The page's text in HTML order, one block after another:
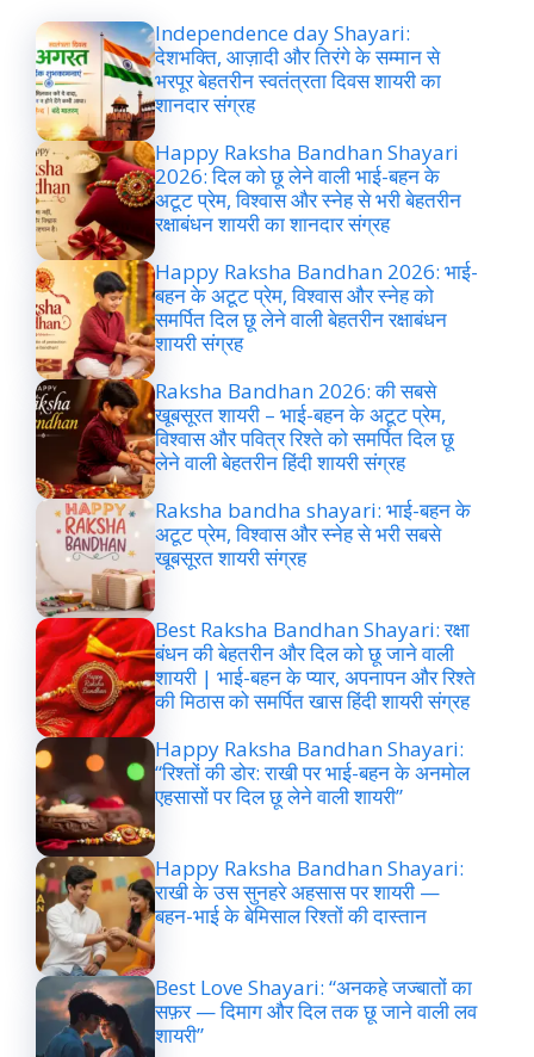
Independence day Shayari:
देशभक्ति, आज़ादी और तिरंगे के सम्मान से
भरपूर बेहतरीन स्वतंत्रता दिवस शायरी का
शानदार संग्रह
Happy Raksha Bandhan Shayari
2026: दिल को छू लेने वाली भाई-बहन के
अटूट प्रेम, विश्वास और स्नेह से भरी बेहतरीन
रक्षाबंधन शायरी का शानदार संग्रह
Happy Raksha Bandhan 2026: भाई-
बहन के अटूट प्रेम, विश्वास और स्नेह को
समर्पित दिल छू लेने वाली बेहतरीन रक्षाबंधन
शायरी संग्रह
Raksha Bandhan 2026: की सबसे
खूबसूरत शायरी – भाई-बहन के अटूट प्रेम,
विश्वास और पवित्र रिश्ते को समर्पित दिल छू
लेने वाली बेहतरीन हिंदी शायरी संग्रह
Raksha bandha shayari: भाई-बहन के
अटूट प्रेम, विश्वास और स्नेह से भरी सबसे
खूबसूरत शायरी संग्रह
Best Raksha Bandhan Shayari: रक्षा
बंधन की बेहतरीन और दिल को छू जाने वाली
शायरी | भाई-बहन के प्यार, अपनापन और रिश्ते
की मिठास को समर्पित खास हिंदी शायरी संग्रह
Happy Raksha Bandhan Shayari:
“रिश्तों की डोर: राखी पर भाई-बहन के अनमोल
एहसासों पर दिल छू लेने वाली शायरी”
Happy Raksha Bandhan Shayari:
राखी के उस सुनहरे अहसास पर शायरी —
बहन-भाई के बेमिसाल रिश्तों की दास्तान
Best Love Shayari: “अनकहे जज्बातों का
सफ़र — दिमाग और दिल तक छू जाने वाली लव
शायरी”